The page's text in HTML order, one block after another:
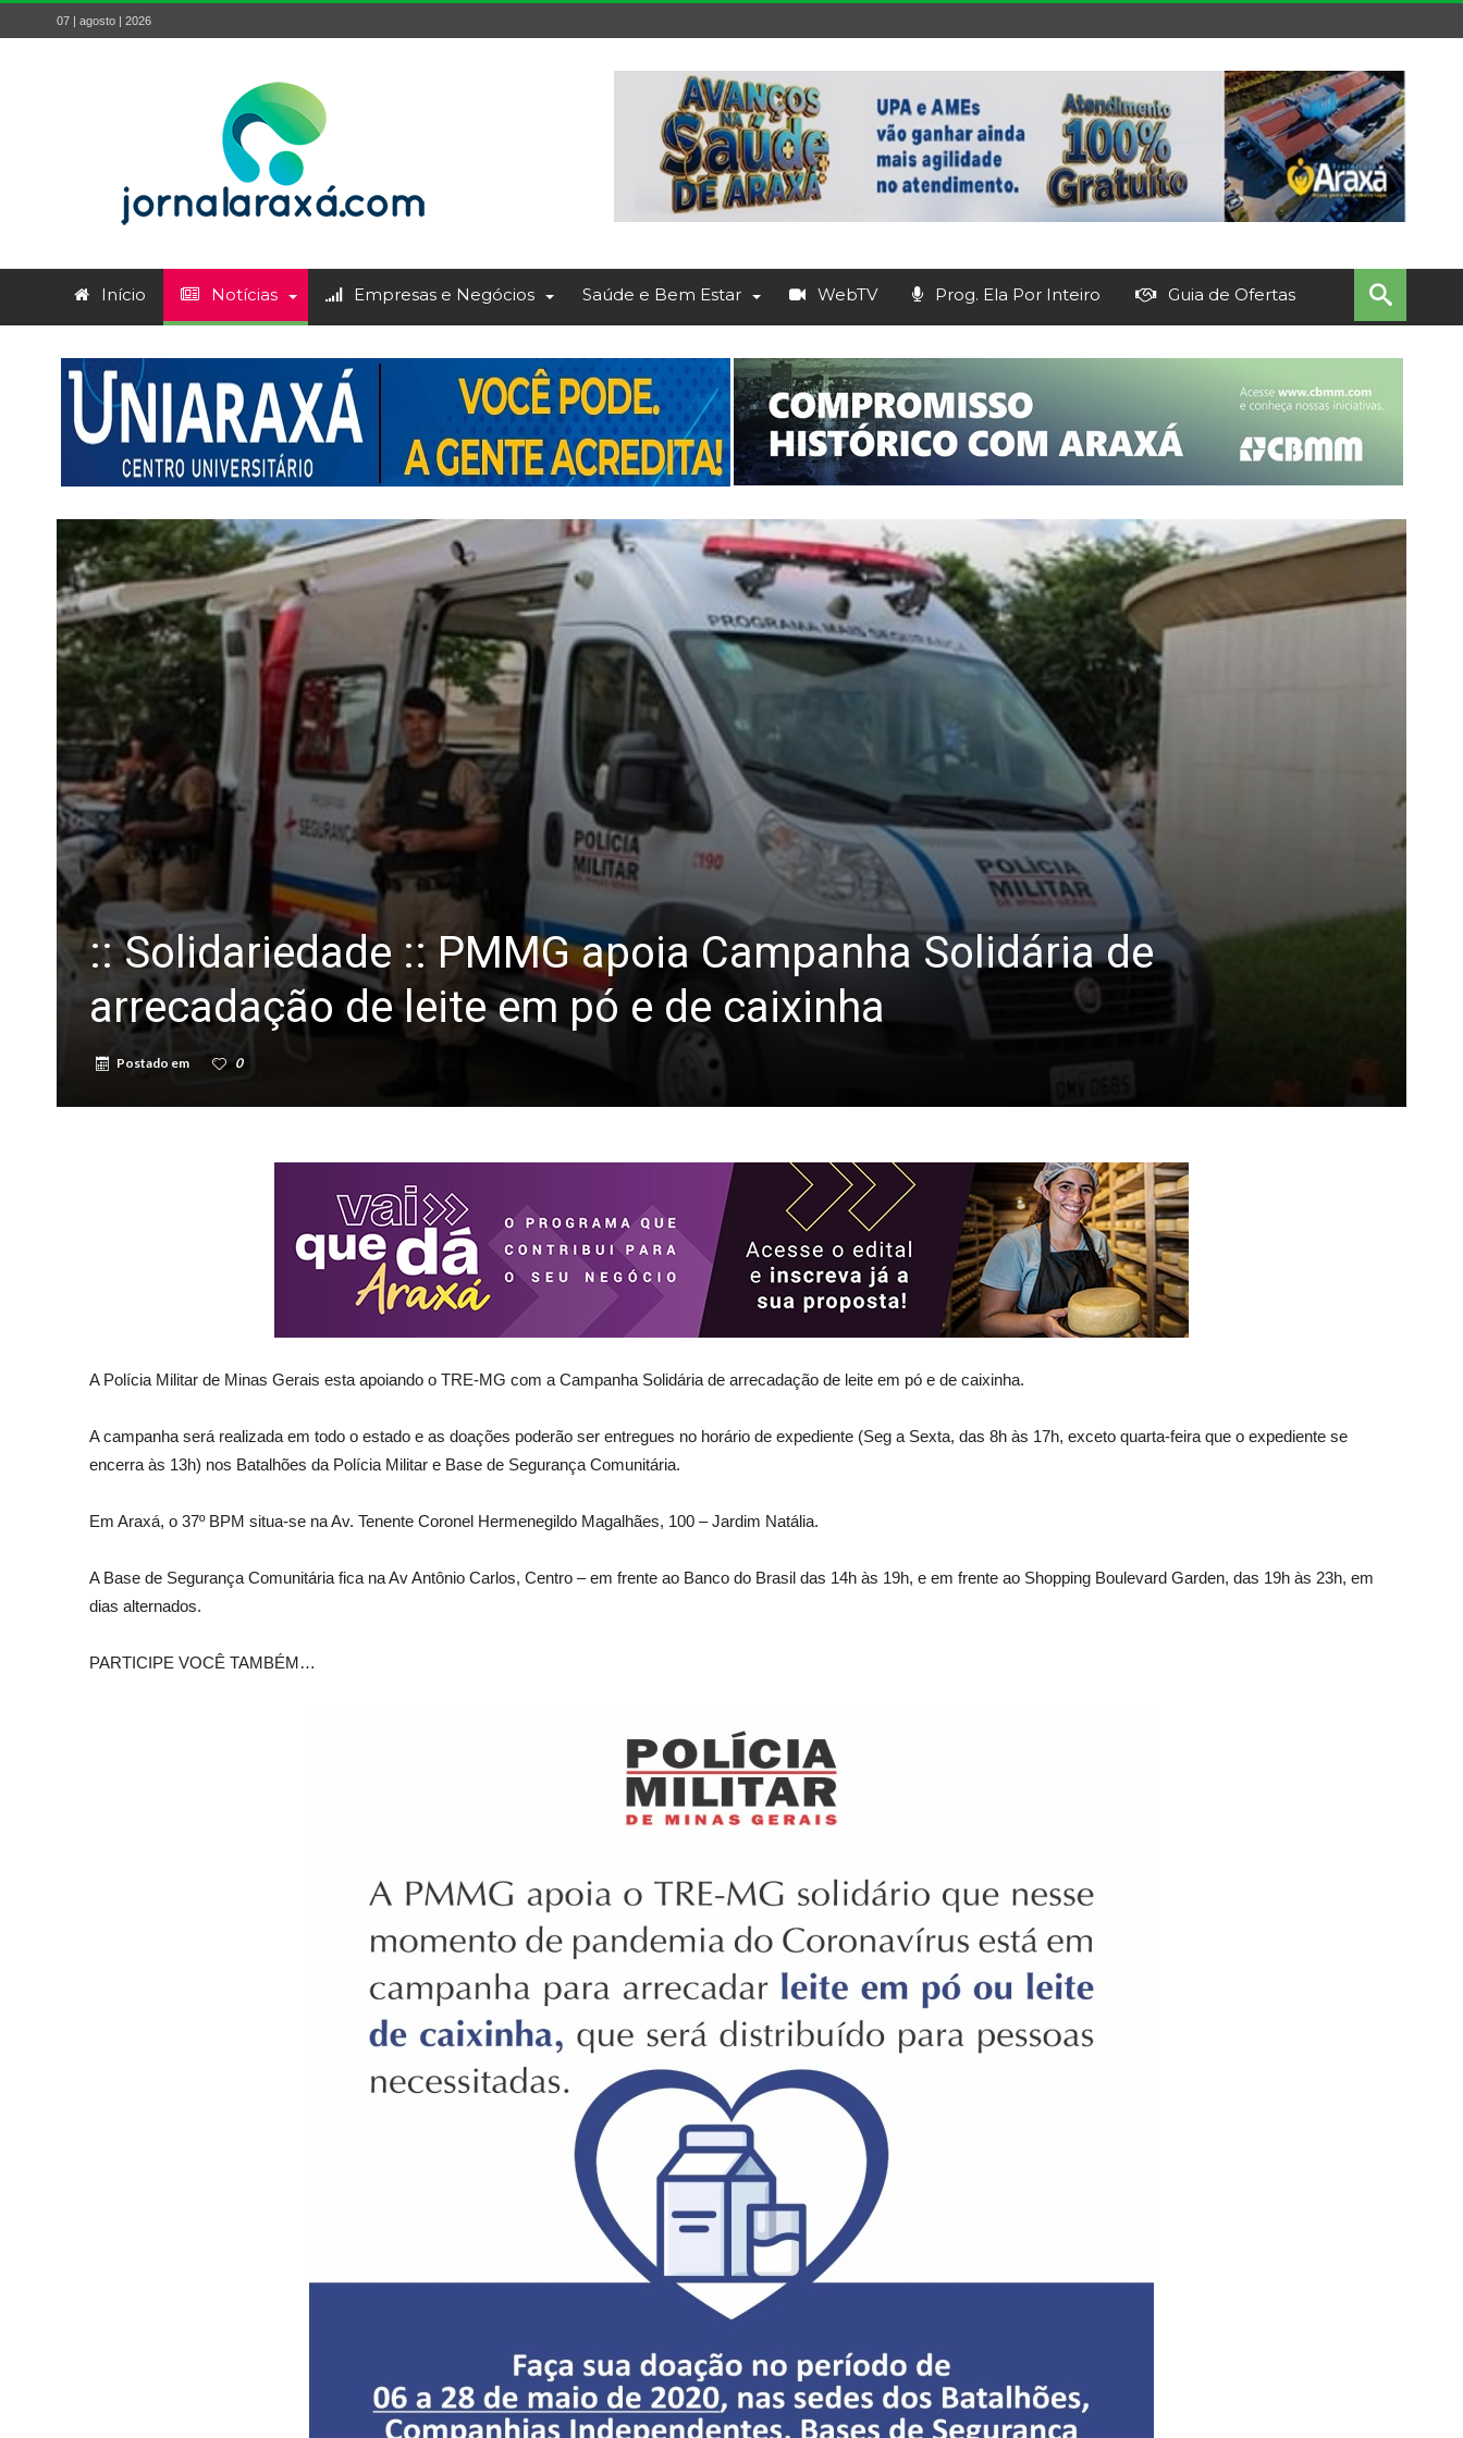
07 | agosto | 2026
Início Notícias Empresas e Negócios Saúde e Bem Estar WebTV Prog. Ela Por Inteiro Guia de Ofertas
:: Solidariedade :: PMMG apoia Campanha Solidária de
arrecadação de leite em pó e de caixinha
Postado em 0
A Polícia Militar de Minas Gerais esta apoiando o TRE-MG com a Campanha Solidária de arrecadação de leite em pó e de caixinha.
A campanha será realizada em todo o estado e as doações poderão ser entregues no horário de expediente (Seg a Sexta, das 8h às 17h, exceto quarta-feira que o expediente se
encerra às 13h) nos Batalhões da Polícia Militar e Base de Segurança Comunitária.
Em Araxá, o 37º BPM situa-se na Av. Tenente Coronel Hermenegildo Magalhães, 100 – Jardim Natália.
A Base de Segurança Comunitária fica na Av Antônio Carlos, Centro – em frente ao Banco do Brasil das 14h às 19h, e em frente ao Shopping Boulevard Garden, das 19h às 23h, em
dias alternados.
PARTICIPE VOCÊ TAMBÉM…